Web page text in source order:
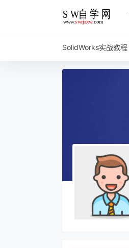
SolidWorks实战教程